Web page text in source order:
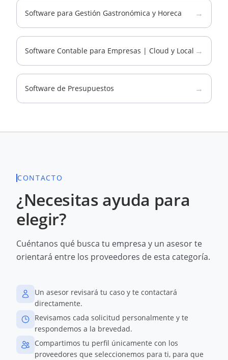
Software para Gestión Gastronómica y Horeca →
Software Contable para Empresas | Cloud y Local →
Software de Presupuestos →
CONTACTO
¿Necesitas ayuda para
elegir?
Cuéntanos qué busca tu empresa y un asesor te
orientará entre los proveedores de esta categoría.
Un asesor revisará tu caso y te contactará
directamente.
Revisamos cada solicitud personalmente y te
respondemos a la brevedad.
Compartimos tu perfil únicamente con los
proveedores que seleccionemos para ti, para que